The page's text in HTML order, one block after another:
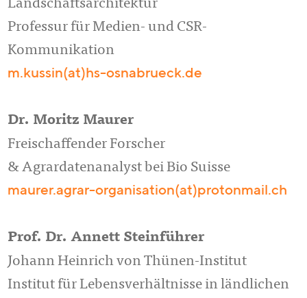
Landschaftsarchitektur
Professur für Medien- und CSR-
Kommunikation
m.kussin(at)hs-osnabrueck.de
Dr. Moritz Maurer
Freischaffender Forscher
& Agrardatenanalyst bei Bio Suisse
maurer.agrar-organisation(at)protonmail.ch
Prof. Dr. Annett Steinführer
Johann Heinrich von Thünen-Institut
Institut für Lebensverhältnisse in ländlichen